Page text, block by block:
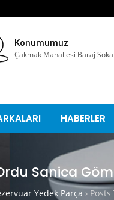
Konumumuz
Çakmak Mahallesi Baraj
HABERLER
Sanica
Yedek Parça ›